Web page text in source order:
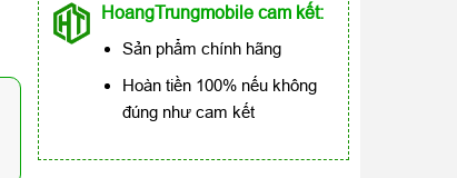
HoangTrungmobile cam kết:
Sản phẩm chính hãng
Hoàn tiền 100% nếu không
đúng như cam kết